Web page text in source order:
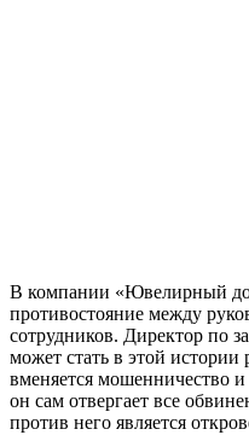
В компании «Ювелирный
противостояние между
сотрудников. Директор по
может стать в этой
вменяется мошенничество
он сам отвергает все
против него является